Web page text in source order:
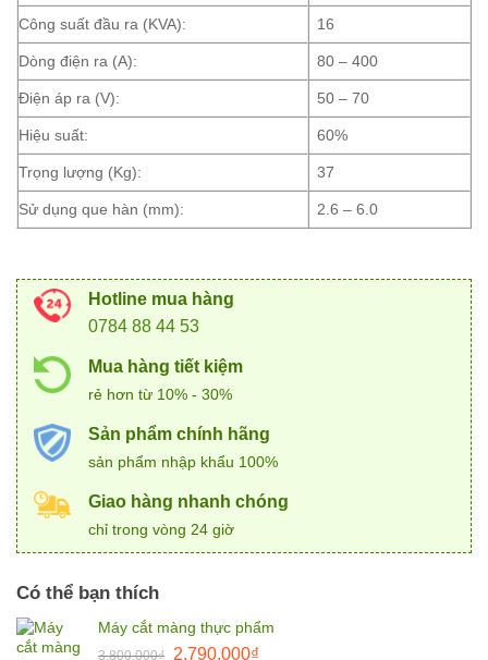
Công suất đầu ra (KVA): 16
Dòng điện ra (A): 80 – 400
Điện áp ra (V): 50 – 70
Hiệu suất: 60%
Trọng lượng (Kg): 37
Sử dụng que hàn (mm): 2.6 – 6.0
Hotline mua hàng
0784 88 44 53
Mua hàng tiết kiệm
rẻ hơn từ 10% - 30%
Sản phẩm chính hãng
sản phẩm nhập khẩu 100%
Giao hàng nhanh chóng
chỉ trong vòng 24 giờ
Có thể bạn thích
Máy cắt màng thực phẩm
3.800.000₫
Giá
2.790.000₫Giá